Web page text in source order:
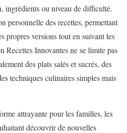
ingrédients ou niveau de difficulté.
personnelle des recettes, permettant
propres versions tout en suivant les
Recettes Innovantes ne se limite pas
des plats salés et sucrés, des
techniques culinaires simples mais
attrayante pour les familles, les
découvrir de nouvelles